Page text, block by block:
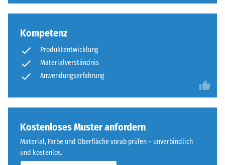
Kompetenz
Produktentwicklung
Materialverständnis
Anwendungserfahrung
Kostenloses Muster anfordern
Material, Farbe und Oberfläche vorab prüfen – unverbindlich
und kostenlos.